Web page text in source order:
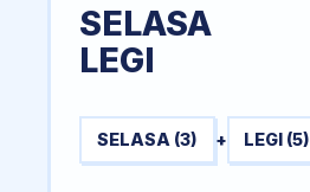
SELASA
LEGI
SELASA (3) + LEGI (5)